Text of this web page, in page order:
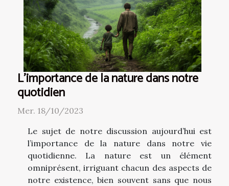
L'importance de la nature dans notre
quotidien
Mer. 18/10/2023
Le sujet de notre discussion aujourd’hui est
l’importance de la nature dans notre vie
quotidienne. La nature est un élément
omniprésent, irriguant chacun des aspects de
notre existence, bien souvent sans que nous